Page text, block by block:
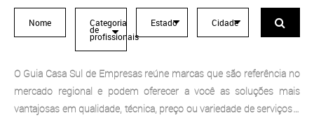
Categoria
de
profissionais
Estado Cidade
O Guia Casa Sul de Empresas reúne marcas que são referência no
mercado regional e podem oferecer a você as soluções mais
vantajosas em qualidade, técnica, preço ou variedade de serviços e